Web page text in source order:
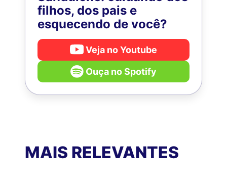
filhos, dos pais e
esquecendo de você?
Veja no Youtube
Ouça no Spotify
MAIS RELEVANTES